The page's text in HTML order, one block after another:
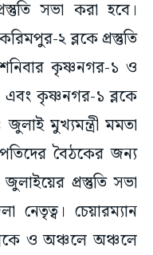
সভা করা হবে।
২ ব্লকে প্রস্তুতি
কৃষ্ণনগর-১ ও
এবং কৃষ্ণনগর-১ ব্লকে
মুখ্যমন্ত্রী মমতা
বৈঠকের জন্য
প্রস্তুতি সভা
চেয়ারম্যান
ও অঞ্চলে অঞ্চলে